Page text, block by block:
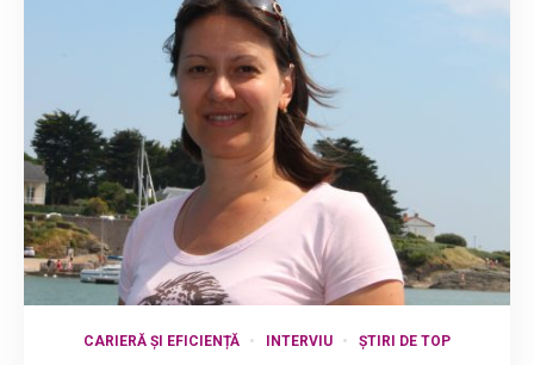
CARIERĂ ȘI EFICIENȚĂ INTERVIU ȘTIRI DE TOP